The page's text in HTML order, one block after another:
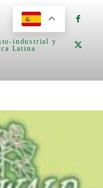
industrial y
Latina